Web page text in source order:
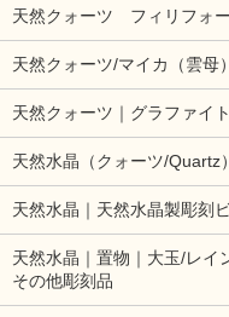
天然クォーツ フィリフォ
天然クォーツ/マイカ（雲母
天然クォーツ｜グラファイ
天然水晶（クォーツ/Quartz
天然水晶｜天然水晶製彫刻
天然水晶｜置物｜大玉/レイ
その他彫刻品